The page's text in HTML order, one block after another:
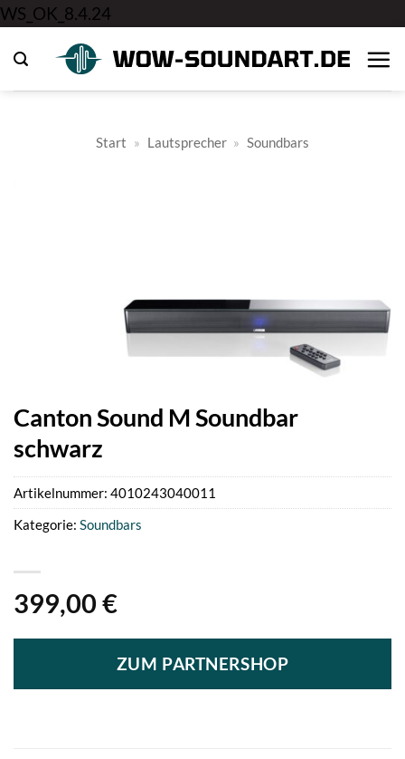
WS_OK_8.4.24
springen
Start » Lautsprecher » Soundbars
Canton Sound M Soundbar
schwarz
399,00 €
ZUM PARTNERSHOP
Artikelnummer: 4010243040011
Kategorie: Soundbars